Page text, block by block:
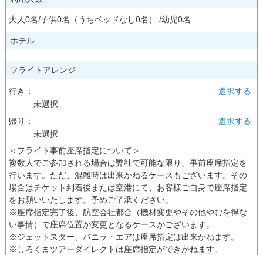
大人0名/子供0名（うちベッドなし0名） /幼児0名
ホテル
フライトアレンジ
行き：
未選択
選択する
帰り：
未選択
選択する
＜フライト事前座席指定について＞
複数人でご参加される場合は弊社で可能な限り、事前座席指定を
行います。ただ、混雑時は出来かねるケースもございます。その
場合はチケット到着後または空港にて、お客様ご自身で座席指定
をお願いいたします。予めご了承ください。
※座席指定完了後、航空会社都合（機材変更やその他やむを得な
い事情）で座席位置が変更となるケースがございます。
※ジェットスター、バニラ・エアは座席指定は出来かねます。
※しろくまツアーダイレクトは座席指定ができかねます。